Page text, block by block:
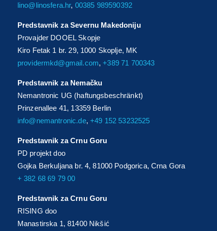
lino@linosfera.hr, 00385 989590392
Predstavnik za Severnu Makedoniju
Provajder DOOEL Skopje
Kiro Fetak 1 br. 29, 1000 Skoplje, MK
providermkd@gmail.com,+389 71 700343
Predstavnik za Nemačku
Nemantronic UG (haftungsbeschränkt)
Prinzenallee 41, 13359 Berlin
info@nemantronic.de,+49 152 53232525
Predstavnik za Crnu Goru
PD projekt doo
Gojka Berkuljana br. 4, 81000 Podgorica, Crna Gora
+ 382 68 69 79 00
Predstavnik za Crnu Goru
RISING doo
Manastirska 1, 81400 Nikšić